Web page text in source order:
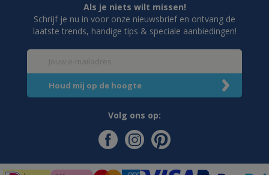
Als je niets wilt missen!
Schrijf je nu in voor onze nieuwsbrief en ontvang de
laatste trends, handige tips & speciale aanbiedingen!
Volg ons op: